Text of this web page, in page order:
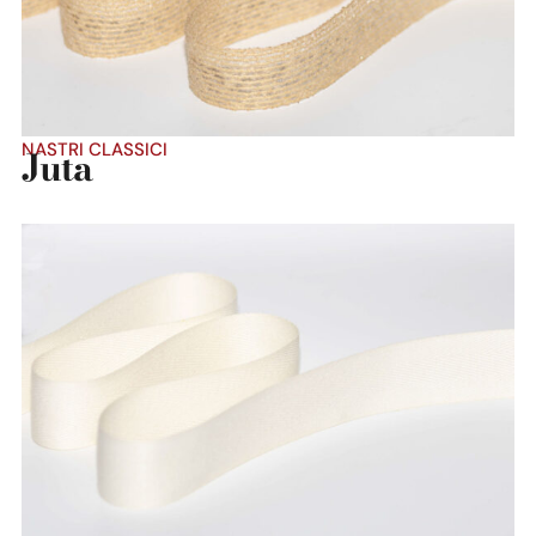
NASTRI CLASSICI
Juta
Dettaglio prodotto